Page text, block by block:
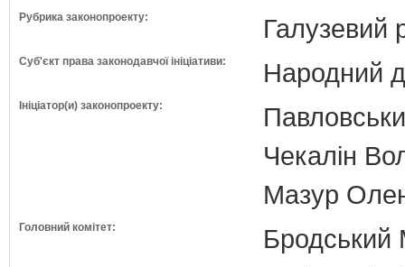
Рубрика законопроекту: Галузевий
Суб'єкт права законодавчої ініціативи: Народний
Ініціатор(и) законопроекту:
Чекалін
Мазур
Головний комітет:
Бродський